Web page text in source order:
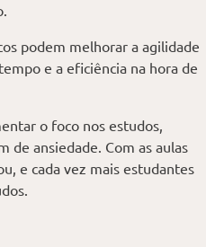
podem melhorar a agilidade
e a eficiência na hora de
o foco nos estudos,
de ansiedade. Com as aulas
e cada vez mais estudantes